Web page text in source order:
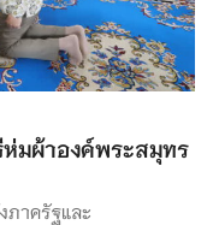
มผ้าองค์พระสมุทร
าครัฐและ